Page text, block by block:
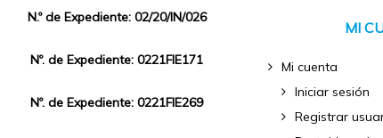
N.º de Expediente: 02/20/IN/026
Nº. de Expediente: 0221FIE171
Nº. de Expediente: 0221FIE269
MI
Mi cuenta
Iniciar sesión
Registrar